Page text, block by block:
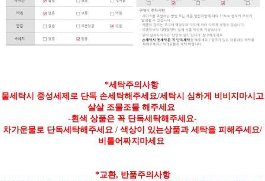
*세탁주의사항
물세탁시 중성세제로 단독 손세탁해주세요/세탁시 심하게 비비지마시고
살살 조물조물 해주세요
-흰색 상품은 꼭 단독세탁해주세요-
차가운물로 단독세탁해주세요 / 색상이 있는상품과 세탁을 피해주세요/
비틀어짜지마세요
*교환, 반품주의사항